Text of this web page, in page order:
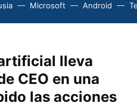
Microsoft Android
lleva
CEO en una
las acciones